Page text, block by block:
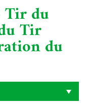
Tir du
Tir
du